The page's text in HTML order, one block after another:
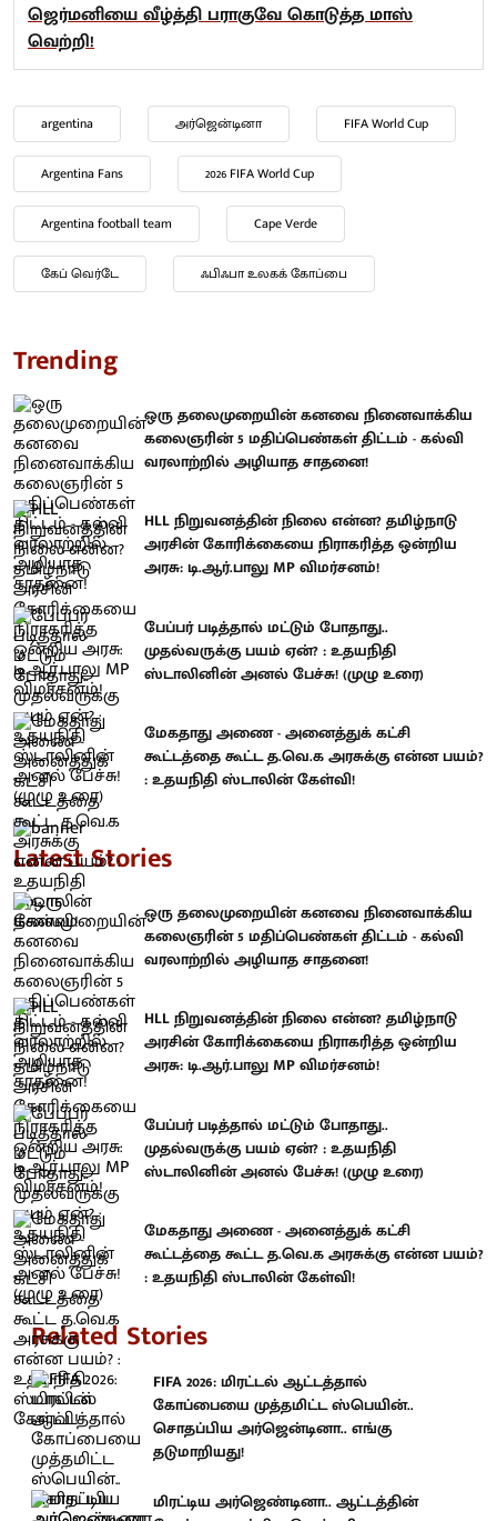
ஜெர்மனியை வீழ்த்தி பராகுவே கொடுத்த மாஸ்
வெற்றி!
argentina அர்ஜென்டினா FIFA World Cup
Argentina Fans 2026 FIFA World Cup
Argentina football team Cape Verde
கேப் வெர்டே ஃபிஃபா உலகக் கோப்பை
Trending
ஒரு தலைமுறையின் கனவை நினைவாக்கிய
கலைஞரின் 5 மதிப்பெண்கள் திட்டம் - கல்வி
வரலாற்றில் அழியாத சாதனை!
HLL நிறுவனத்தின் நிலை என்ன? தமிழ்நாடு
அரசின் கோரிக்கையை நிராகரித்த ஒன்றிய
அரசு: டி.ஆர்.பாலு MP விமர்சனம்!
பேப்பர் படித்தால் மட்டும் போதாது..
முதல்வருக்கு பயம் ஏன்? : உதயநிதி
ஸ்டாலினின் அனல் பேச்சு! (முழு உரை)
மேகதாது அணை - அனைத்துக் கட்சி
கூட்டத்தை கூட்ட த.வெ.க அரசுக்கு என்ன பயம்?
: உதயநிதி ஸ்டாலின் கேள்வி!
Latest Stories
ஒரு தலைமுறையின் கனவை நினைவாக்கிய
கலைஞரின் 5 மதிப்பெண்கள் திட்டம் - கல்வி
வரலாற்றில் அழியாத சாதனை!
HLL நிறுவனத்தின் நிலை என்ன? தமிழ்நாடு
அரசின் கோரிக்கையை நிராகரித்த ஒன்றிய
அரசு: டி.ஆர்.பாலு MP விமர்சனம்!
பேப்பர் படித்தால் மட்டும் போதாது..
முதல்வருக்கு பயம் ஏன்? : உதயநிதி
ஸ்டாலினின் அனல் பேச்சு! (முழு உரை)
மேகதாது அணை - அனைத்துக் கட்சி
கூட்டத்தை கூட்ட த.வெ.க அரசுக்கு என்ன பயம்?
: உதயநிதி ஸ்டாலின் கேள்வி!
Related Stories
FIFA 2026: மிரட்டல் ஆட்டத்தால்
கோப்பையை முத்தமிட்ட ஸ்பெயின்..
சொதப்பிய அர்ஜென்டினா.. எங்கு
தடுமாறியது!
மிரட்டிய அர்ஜெண்டினா.. ஆட்டத்தின்